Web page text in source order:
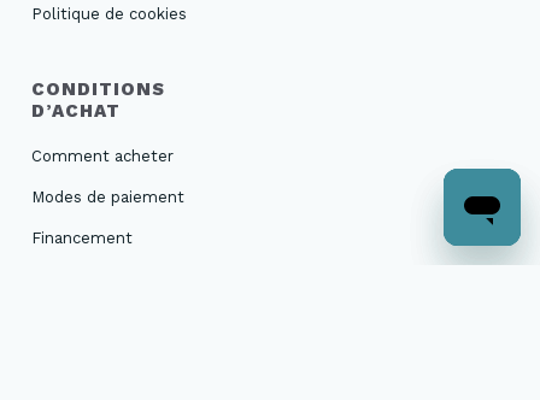
Politique de cookies
CONDITIONS
D’ACHAT
Comment acheter
Modes de paiement
Financement